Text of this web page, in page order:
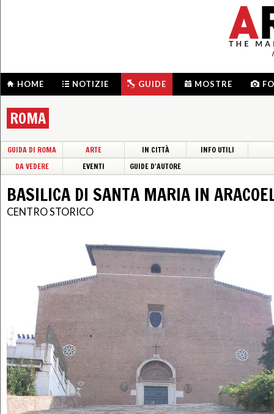
HOME NOTIZIE GUIDE MOSTRE
ROMA
GUIDA DI ROMA ARTE IN CITTÀ
INFO UTILI
DA VEDERE
EVENTI GUIDE D'AUTORE
BASILICA DI SANTA MARIA IN
CENTRO STORICO